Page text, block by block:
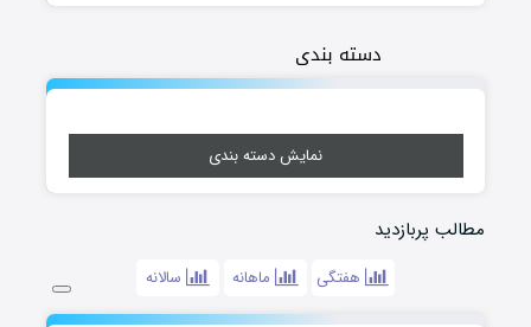
دسته بندی
نمایش دسته بندی
مطالب پربازدید
هفتگی ماهانه سالانه